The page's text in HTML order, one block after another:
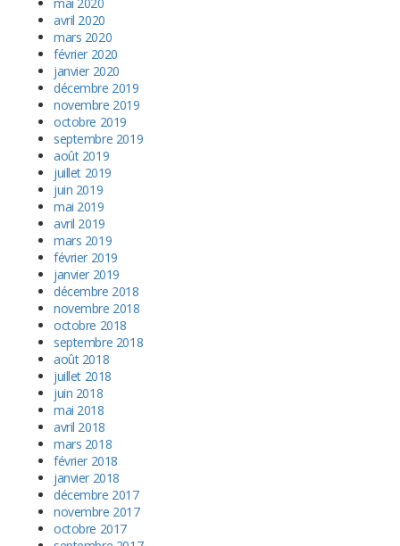
avril 2020
mars 2020
février 2020
janvier 2020
décembre 2019
novembre 2019
octobre 2019
septembre 2019
août 2019
juillet 2019
juin 2019
mai 2019
avril 2019
mars 2019
février 2019
janvier 2019
décembre 2018
novembre 2018
octobre 2018
septembre 2018
août 2018
juillet 2018
juin 2018
mai 2018
avril 2018
mars 2018
février 2018
janvier 2018
décembre 2017
novembre 2017
octobre 2017